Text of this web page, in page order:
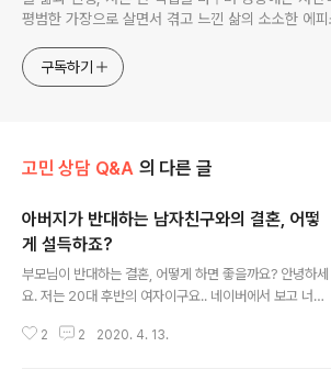
평범한 가장으로 살면서 겪고 느낀 삶의 소소한 에피
고픈 커리어코치, 유튜브: 정교수의 인생수업
구독하기
고민 상담 Q&A 의 다른 글
아버지가 반대하는 남자친구와의 결혼, 어떻
게 설득하죠?
부모님이 반대하는 결혼, 어떻게 하면 좋을까요? 안녕하세
요. 저는 20대 후반의 여자이구요.. 네이버에서 보고 너무
남자친구는 서울 장거리 연애중이구요.. 만난 지는 1년입니
2 2 2020. 4. 13.